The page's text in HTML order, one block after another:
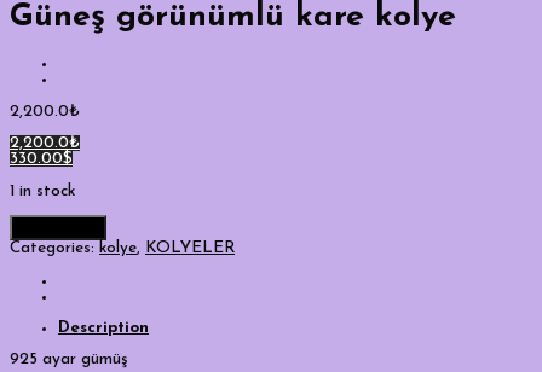
Güneş görünümlü kare kolye
2,200.0₺
2,200.0₺
330.00$
1 in stock
Categories: kolye, KOLYELER
Description
925 ayar gümüş